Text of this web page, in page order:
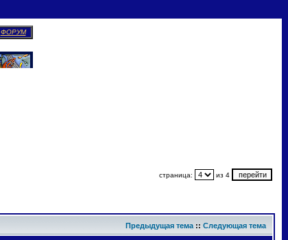
ФОРУМ
страница: из 4
Предыдущая тема :: Следующая тема